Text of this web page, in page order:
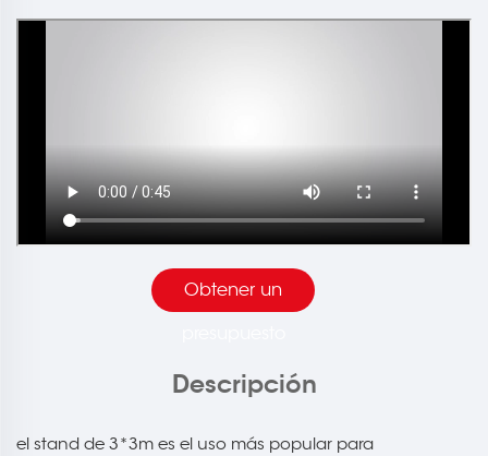
Obtener un
Descripción
el stand de 3*3m es el uso más popular para